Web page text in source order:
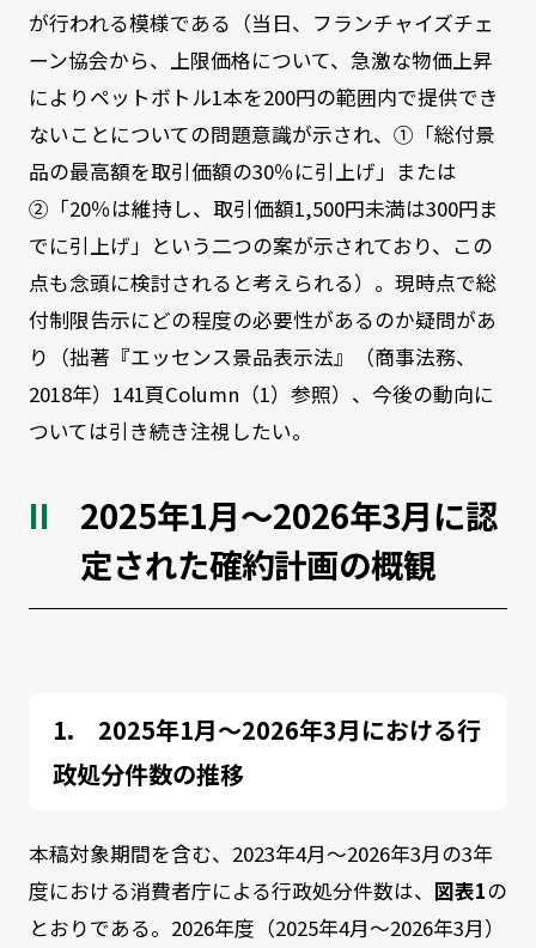
が行われる模様である（当日、フランチャイズチェ
ーン協会から、上限価格について、急激な物価上昇
によりペットボトル1本を200円の範囲内で提供でき
ないことについての問題意識が示され、①「総付景
品の最高額を取引価額の30％に引上げ」または
②「20％は維持し、取引価額1,500円未満は300円ま
でに引上げ」という二つの案が示されており、この
点も念頭に検討されると考えられる）。現時点で総
付制限告示にどの程度の必要性があるのか疑問があ
り（拙著『エッセンス景品表示法』（商事法務、
2018年）141頁Column（1）参照）、今後の動向に
ついては引き続き注視したい。
2025年1月～2026年3月に認
定された確約計画の概観
2025年1月～2026年3月における行
政処分件数の推移
本稿対象期間を含む、2023年4月～2026年3月の3年
度における消費者庁による行政処分件数は、 図表1の
とおりである。2026年度（2025年4月～2026年3月）